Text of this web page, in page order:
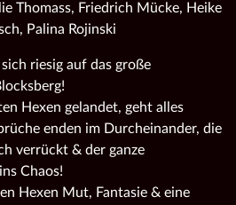
Thomass, Friedrich Mücke, Heike
Palina Rojinski
riesig auf das große
Hexen gelandet, geht alles
enden im Durcheinander, die
verrückt & der ganze
Chaos!
Hexen Mut, Fantasie & eine